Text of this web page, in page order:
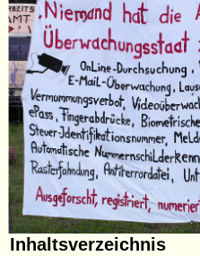
Inhaltsverzeichnis